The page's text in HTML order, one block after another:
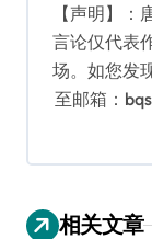
【声明】
言论仅代表
场。如您发
至邮箱：
相关文章